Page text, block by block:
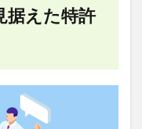
据えた特許